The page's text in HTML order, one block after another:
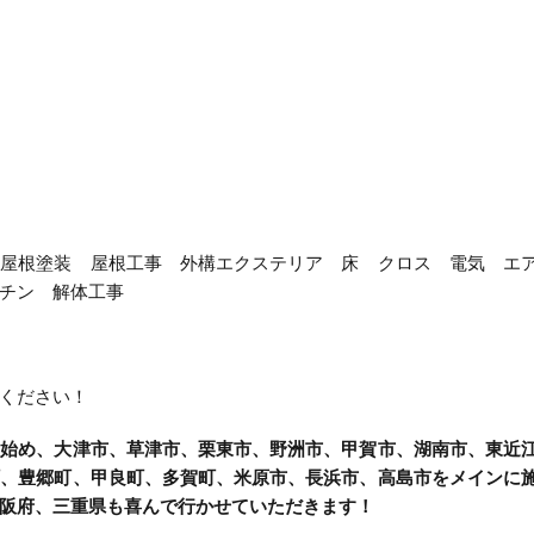
根塗装 屋根工事 外構エクステリア 床 クロス 電気 エ
ン 解体工事
ださい！
め、大津市、草津市、栗東市、野洲市、甲賀市、湖南市、東近
豊郷町、甲良町、多賀町、米原市、長浜市、高島市をメインに
府、三重県も喜んで行かせていただきます！